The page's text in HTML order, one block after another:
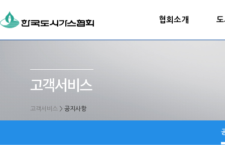
협회소개
고객서비스 > 공지사항